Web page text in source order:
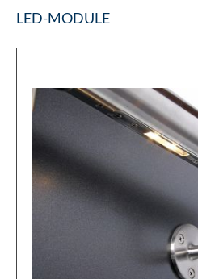
LED-MODULE